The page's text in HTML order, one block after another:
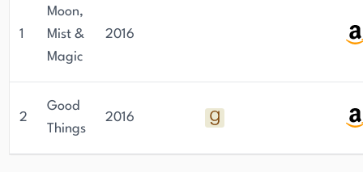
1
Moon,
Mist &
Magic
2016
2
Good
Things
2016